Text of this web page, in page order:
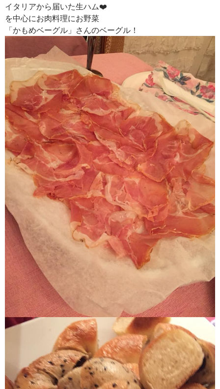
イタリアから届いた生ハム❤️
を中心にお肉料理にお野菜
「かもめベーグル」さんのベーグル！